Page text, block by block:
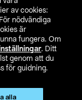
av cookies:
nödvändiga
är
fungera. Om
. Ditt
genom att du
för guidning.
alla